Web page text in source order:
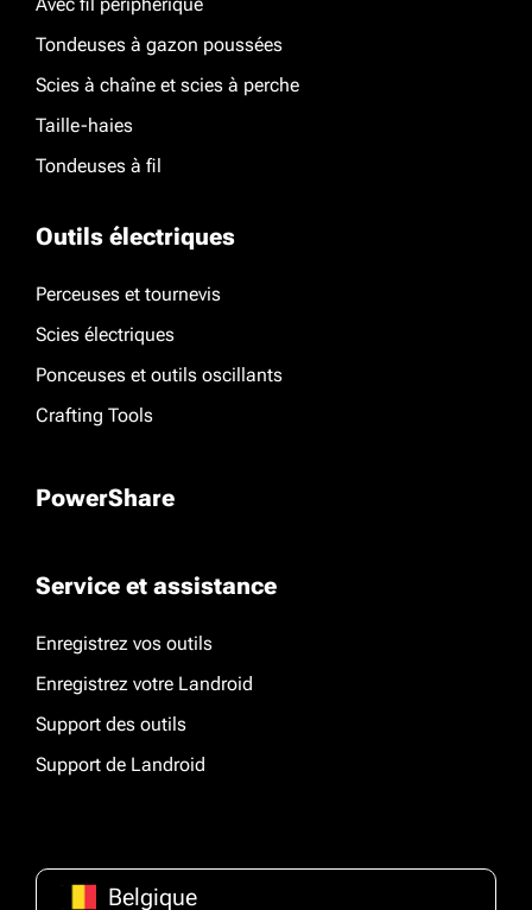
Tondeuses à gazon poussées
Scies à chaîne et scies à perche
Taille-haies
Tondeuses à fil
Outils électriques
Perceuses et tournevis
Scies électriques
Ponceuses et outils oscillants
Crafting Tools
PowerShare
Service et assistance
Enregistrez vos outils
Enregistrez votre Landroid
Support des outils
Support de Landroid
Belgique